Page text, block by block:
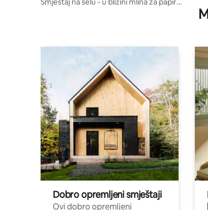
Dobro opremljeni smještaji
Ovi dobro opremljeni